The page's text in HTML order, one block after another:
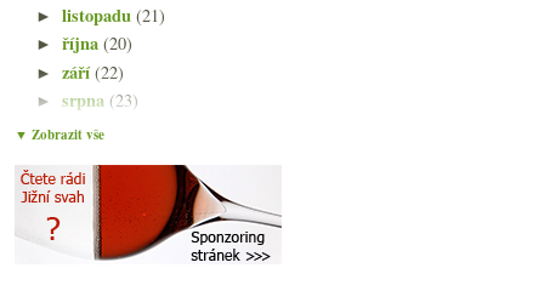
►listopadu(21)
►října(20)
►září(22)
►srpna (23)
►července
►května
► dubna (20)
▼ března (23)
Dění okolo Bordeaux 2010, mladý Blason d’Issan a s...
▼ Zobrazit vše